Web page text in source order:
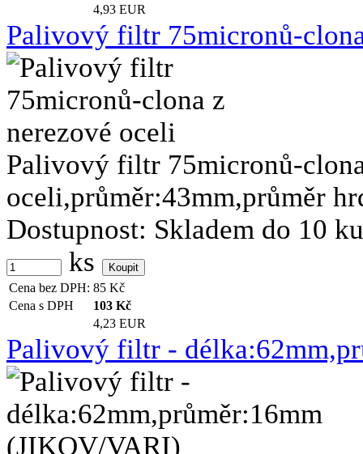
4,93 EUR
Palivový filtr 75micronů-
Palivový filtr 75micronů-
oceli,průměr:43mm,průměr
Dostupnost: Skladem do 10
ks
Cena bez DPH: 85 Kč
Cena s DPH
103 Kč
4,23 EUR
Palivový filtr -